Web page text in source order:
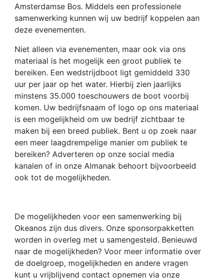
Amsterdamse Bos. Middels een professionele
samenwerking kunnen wij uw bedrijf koppelen aan
deze evenementen.
Niet alleen via evenementen, maar ook via ons
materiaal is het mogelijk een groot publiek te
bereiken. Een wedstrijdboot ligt gemiddeld 330
uur per jaar op het water. Hierbij zien jaarlijks
minstens 35.000 toeschouwers de boot voorbij
komen. Uw bedrijfsnaam of logo op ons materiaal
is een mogelijkheid om uw bedrijf zichtbaar te
maken bij een breed publiek. Bent u op zoek naar
een meer laagdrempelige manier om publiek te
bereiken? Adverteren op onze social media
kanalen of in onze Almanak behoort bijvoorbeeld
ook tot de mogelijkheden.
De mogelijkheden voor een samenwerking bij
Okeanos zijn dus divers. Onze sponsorpakketten
worden in overleg met u samengesteld. Benieuwd
naar de mogelijkheden? Voor meer informatie over
de doelgroep, mogelijkheden en andere vragen
kunt u vrijblijvend contact opnemen via onze